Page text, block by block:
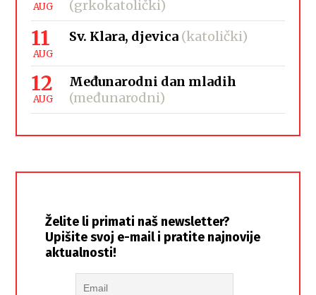
AUG
(grkokatolički)
11
AUG
Sv. Klara, djevica (katolički)
12
AUG
Međunarodni dan mladih
(međunarodni)
Želite li primati naš newsletter?
Upišite svoj e-mail i pratite najnovije
aktualnosti!